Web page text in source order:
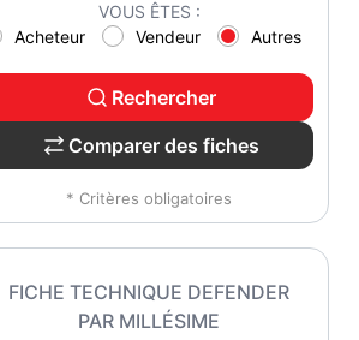
VOUS ÊTES :
Acheteur
Vendeur Autres
Rechercher
Comparer des fiches
* Critères obligatoires
FICHE TECHNIQUE DEFENDER
PAR MILLÉSIME